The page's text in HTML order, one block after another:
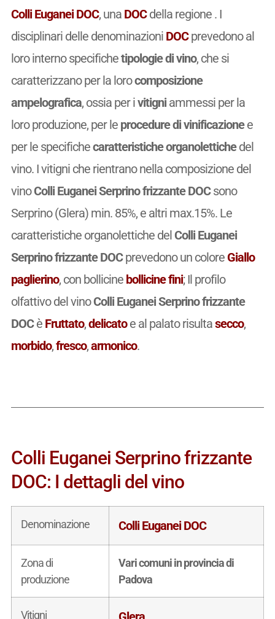
Colli Euganei DOC, una DOCdella regione . I
disciplinari delle denominazioni DOCprevedono al
loro interno specifichetipologie di vino, che si
caratterizzano per la lorocomposizione
ampelografica, ossia per ivitigniammessi per la
loro produzione, per le procedure di vinificazionee
per le specifichecaratteristiche organolettichedel
vino. I vitigni che rientrano nella composizione del
vinoColli Euganei Serprino frizzante DOCsono
Serprino (Glera) min. 85%, e altri max.15%. Le
caratteristiche organolettiche delColli Euganei
Serprino frizzante DOCprevedono un colore Giallo
paglierino, con bollicine bollicine fini; Il profilo
olfattivo del vinoColli Euganei Serprino frizzante
DOCè Fruttato,delicatoe al palato risultasecco,
morbido,fresco,armonico.
Colli Euganei Serprino frizzante
DOC: I dettagli del vino
Denominazione Colli Euganei DOC
Zona di
produzione
Vari comuni in provincia di
Padova
Vitigni